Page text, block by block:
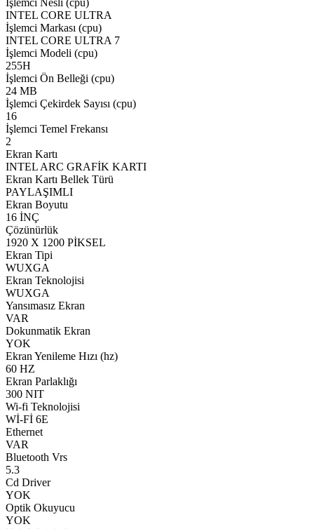
İşlemci Nesli (cpu)
INTEL CORE ULTRA
İşlemci Markası (cpu)
INTEL CORE ULTRA 7
İşlemci Modeli (cpu)
255H
İşlemci Ön Belleği (cpu)
24 MB
İşlemci Çekirdek Sayısı (cpu)
16
İşlemci Temel Frekansı
2
Ekran Kartı
INTEL ARC GRAFİK KARTI
Ekran Kartı Bellek Türü
PAYLAŞIMLI
Ekran Boyutu
16 İNÇ
Çözünürlük
1920 X 1200 PİKSEL
Ekran Tipi
WUXGA
Ekran Teknolojisi
WUXGA
Yansımasız Ekran
VAR
Dokunmatik Ekran
YOK
Ekran Yenileme Hızı (hz)
60 HZ
Ekran Parlaklığı
300 NIT
Wi-fi Teknolojisi
Wİ-Fİ 6E
Ethernet
VAR
Bluetooth Vrs
5.3
Cd Driver
YOK
Optik Okuyucu
YOK